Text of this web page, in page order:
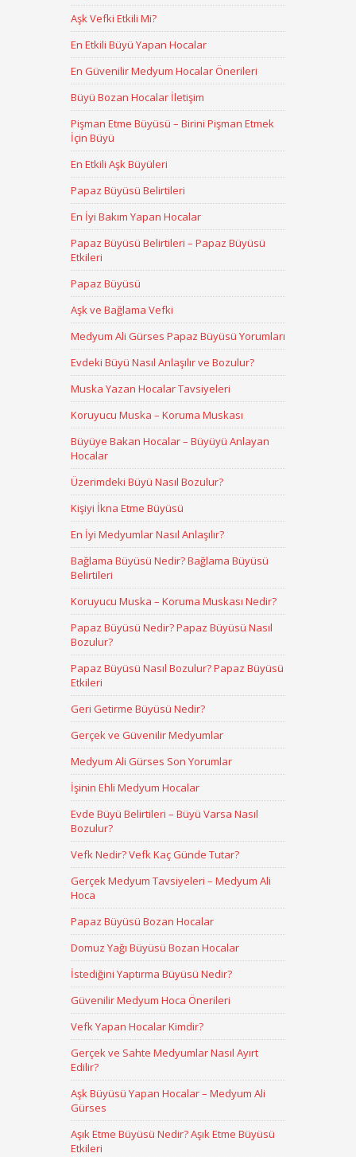
Aşk Vefki Etkili Mi?
En Etkili Büyü Yapan Hocalar
En Güvenilir Medyum Hocalar Önerileri
Büyü Bozan Hocalar İletişim
Pişman Etme Büyüsü – Birini Pişman Etmek
İçin Büyü
En Etkili Aşk Büyüleri
Papaz Büyüsü Belirtileri
En İyi Bakım Yapan Hocalar
Papaz Büyüsü Belirtileri – Papaz Büyüsü
Etkileri
Papaz Büyüsü
Aşk ve Bağlama Vefki
Medyum Ali Gürses Papaz Büyüsü Yorumları
Evdeki Büyü Nasıl Anlaşılır ve Bozulur?
Muska Yazan Hocalar Tavsiyeleri
Koruyucu Muska – Koruma Muskası
Büyüye Bakan Hocalar – Büyüyü Anlayan
Hocalar
Üzerimdeki Büyü Nasıl Bozulur?
Kişiyi İkna Etme Büyüsü
En İyi Medyumlar Nasıl Anlaşılır?
Bağlama Büyüsü Nedir? Bağlama Büyüsü
Belirtileri
Koruyucu Muska – Koruma Muskası Nedir?
Papaz Büyüsü Nedir? Papaz Büyüsü Nasıl
Bozulur?
Papaz Büyüsü Nasıl Bozulur? Papaz Büyüsü
Etkileri
Geri Getirme Büyüsü Nedir?
Gerçek ve Güvenilir Medyumlar
Medyum Ali Gürses Son Yorumlar
İşinin Ehli Medyum Hocalar
Evde Büyü Belirtileri – Büyü Varsa Nasıl
Bozulur?
Vefk Nedir? Vefk Kaç Günde Tutar?
Gerçek Medyum Tavsiyeleri – Medyum Ali
Hoca
Papaz Büyüsü Bozan Hocalar
Domuz Yağı Büyüsü Bozan Hocalar
İstediğini Yaptırma Büyüsü Nedir?
Güvenilir Medyum Hoca Önerileri
Vefk Yapan Hocalar Kimdir?
Gerçek ve Sahte Medyumlar Nasıl Ayırt
Edilir?
Aşk Büyüsü Yapan Hocalar – Medyum Ali
Gürses
Aşık Etme Büyüsü Nedir? Aşık Etme Büyüsü
Etkileri